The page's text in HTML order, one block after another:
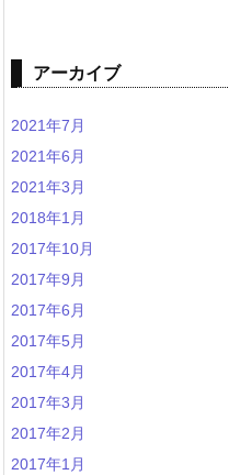
アーカイブ
2021年7月
2021年6月
2021年3月
2018年1月
2017年10月
2017年9月
2017年6月
2017年5月
2017年4月
2017年3月
2017年2月
2017年1月